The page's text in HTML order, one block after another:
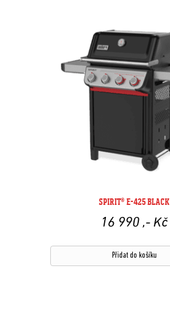
SPIRIT® E-425 BLACK
16 990 ,- Kč
Přidat do košíku